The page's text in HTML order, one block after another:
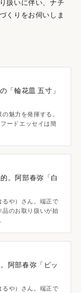
に盛りつけまし
合わせれば、秋の
扱いに伴い、ナチ
くりをお伺いしま
「輪花皿 五寸」
魅力を発揮する。
ードエッセイは簡
。阿部春弥「白
や）さん。端正で
品のお取り扱いが始
阿部春弥「ピッ
や）さん。端正で